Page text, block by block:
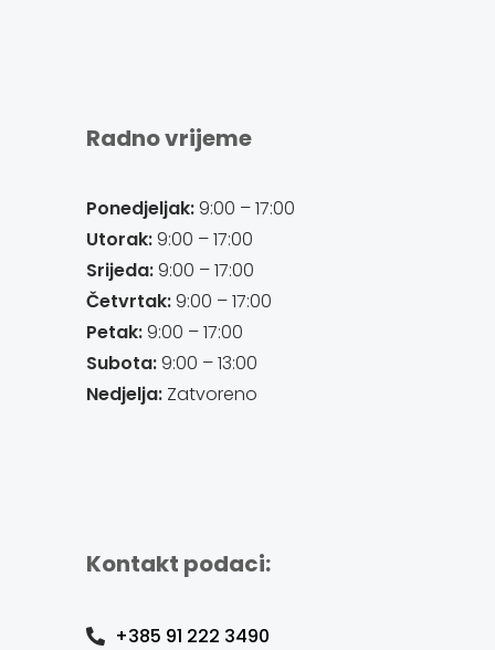
Radno vrijeme
Ponedjeljak:9:00 – 17:00
Utorak:9:00 – 17:00
Srijeda:9:00 – 17:00
Četvrtak:9:00 – 17:00
Petak:9:00 – 17:00
Subota:9:00 – 13:00
Nedjelja:Zatvoreno
Kontakt podaci:
+385 91 222 3490